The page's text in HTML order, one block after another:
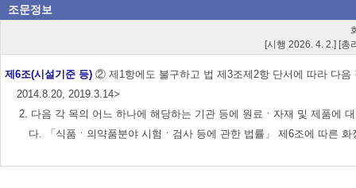
조문정보
[시행 2026. 4. 2.] [총
제6조(시설기준 등) ② 제1항에도 불구하고 법 제3조제2항 단서에 따라 다
2014.8.20, 2019.3.14>
2. 다음 각 목의 어느 하나에 해당하는 기관 등에 원료ㆍ자재 및 제품에
다. 「식품ㆍ의약품분야 시험ㆍ검사 등에 관한 법률」 제6조에 따른